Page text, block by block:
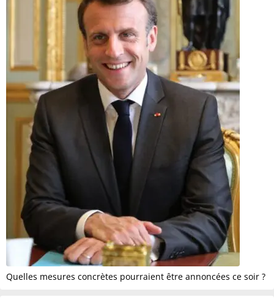
Quelles mesures concrètes pourraient être annoncées ce soir ?